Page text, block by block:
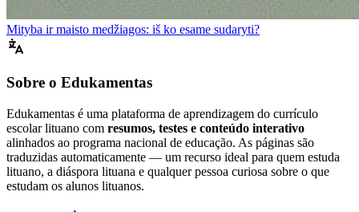
Mityba ir maisto medžiagos: iš ko esame sudaryti?
Sobre o Edukamentas
Edukamentas é uma plataforma de aprendizagem do currículo
escolar lituano com resumos, testes e conteúdo interativo
alinhados ao programa nacional de educação. As páginas são
traduzidas automaticamente — um recurso ideal para quem estuda
lituano, a diáspora lituana e qualquer pessoa curiosa sobre o que
estudam os alunos lituanos.